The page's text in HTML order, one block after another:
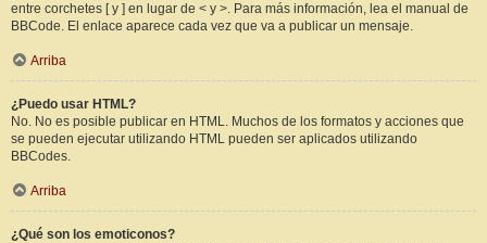
entre corchetes [ y ] en lugar de < y >. Para más información, lea el manual de
BBCode. El enlace aparece cada vez que va a publicar un mensaje.
Arriba
¿Puedo usar HTML?
No. No es posible publicar en HTML. Muchos de los formatos y acciones que
se pueden ejecutar utilizando HTML pueden ser aplicados utilizando
BBCodes.
Arriba
¿Qué son los emoticonos?